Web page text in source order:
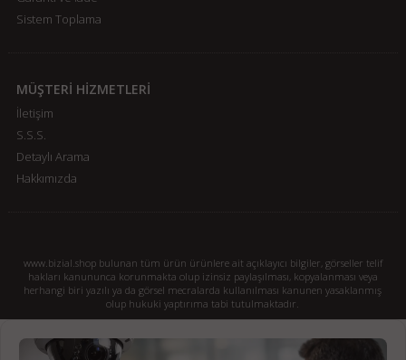
Sistem Toplama
MÜŞTERİ HİZMETLERİ
İletişim
S.S.S.
Detaylı Arama
Hakkımızda
www.bizial.shop bulunan tüm ürün ürünlere ait açıklayıcı bilgiler, görseller telif
hakları kanununca korunmakta olup izinsiz paylaşılması, kopyalanması veya
herhangi biri yazılı ya da görsel mecralarda kullanılması kanunen yasaklanmış
olup hukuki yaptırıma tabi tutulmaktadır.